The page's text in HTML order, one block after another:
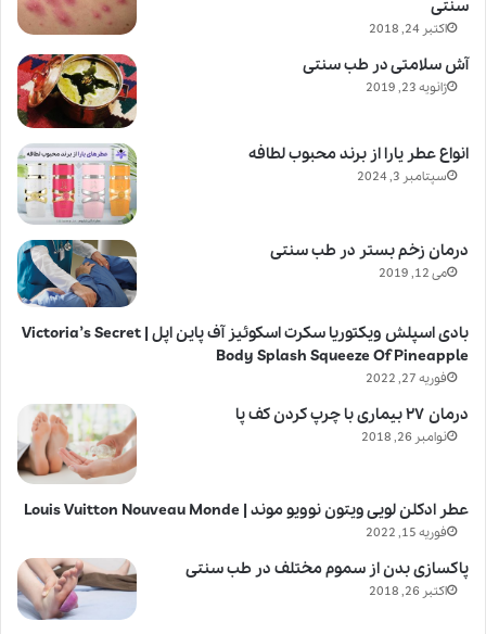
سنتی
اکتبر 24, 2018
آش سلامتی در طب سنتی
ژانویه 23, 2019
انواع عطر یارا از برند محبوب لطافه
سپتامبر 3, 2024
درمان زخم بستر در طب سنتی
می 12, 2019
بادی اسپلش ویکتوریا سکرت اسکوئیز آف پاین اپل | Victoria’s Secret
Body Splash Squeeze Of Pineapple
فوریه 27, 2022
درمان ۲۷ بیماری با چرپ کردن کف پا
نوامبر 26, 2018
عطر ادکلن لویی ویتون نوویو موند | Louis Vuitton Nouveau Monde
فوریه 15, 2022
پاکسازی بدن از سموم مختلف در طب سنتی
اکتبر 26, 2018